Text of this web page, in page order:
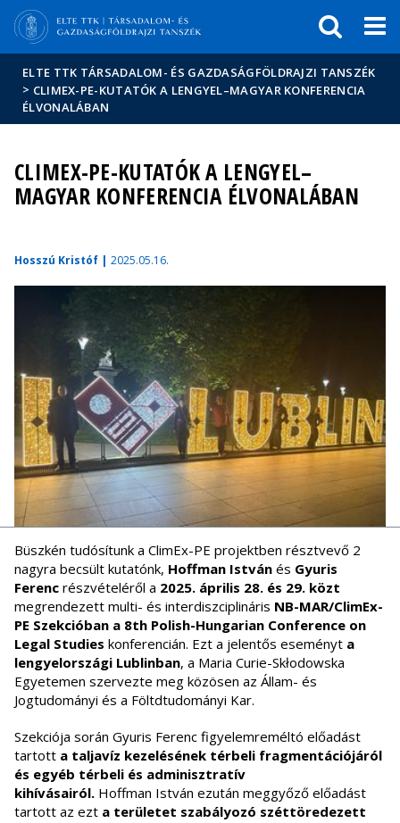
Hírek
Események
ELTE a
sajtóban
ELTE TTK TÁRSADALOM- ÉS GAZDASÁGFÖLDRAJZI TANSZÉK
> CLIMEX-PE-KUTATÓK A LENGYEL–MAGYAR KONFERENCIA
ÉLVONALÁBAN
CLIMEX-PE-KUTATÓK A LENGYEL–
MAGYAR KONFERENCIA ÉLVONALÁBAN
Hosszú Kristóf | 2025.05.16.
Büszkén tudósítunk a ClimEx-PE projektben résztvevő 2
nagyra becsült kutatónk, Hoffman István és Gyuris
Ferenc részvételéről a 2025. április 28. és 29. közt
megrendezett multi- és interdiszciplináris NB-MAR/ClimEx-
PE Szekcióban a 8th Polish-Hungarian Conference on
Legal Studies konferencián. Ezt a jelentős eseményt a
lengyelországi Lublinban, a Maria Curie-Skłodowska
Egyetemen szervezte meg közösen az Állam- és
Jogtudományi és a Föltdtudományi Kar.
Szekciója során Gyuris Ferenc figyelemreméltó előadást
tartott a taljavíz kezelésének térbeli fragmentációjáról
és egyéb térbeli és adminisztratív
kihívásairól. Hoffman István ezután meggyőző előadást
tartott az ezt a területet szabályozó széttöredezett